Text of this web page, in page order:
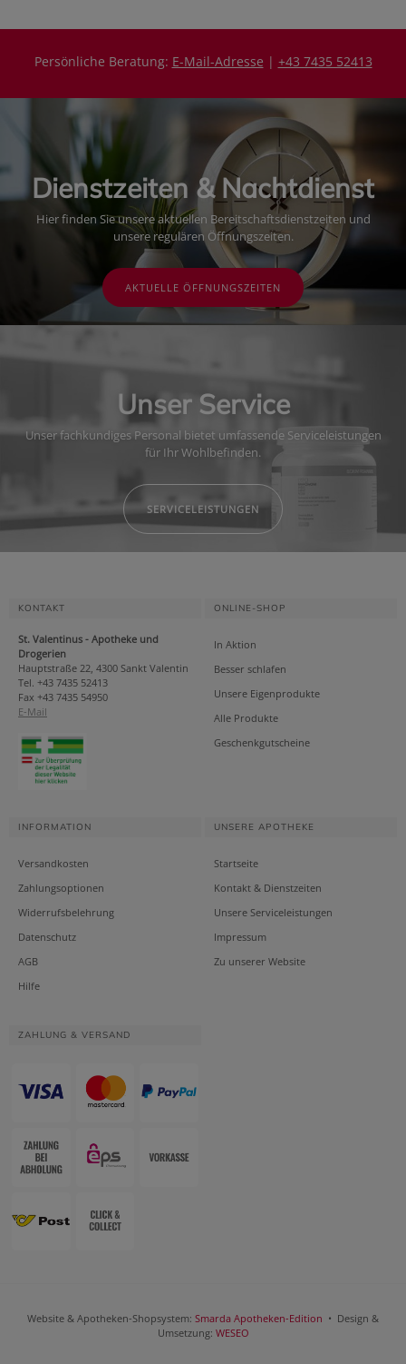
Persönliche Beratung: E-Mail-Adresse | +43 7435 52413
Dienstzeiten & Nachtdienst
Hier finden Sie unsere aktuellen Bereitschaftsdienstzeiten und
unsere regulären Öffnungszeiten.
AKTUELLE ÖFFNUNGSZEITEN
Unser Service
Unser fachkundiges Personal bietet umfassende Serviceleistungen
für Ihr Wohlbefinden.
SERVICELEISTUNGEN
KONTAKT
St. Valentinus - Apotheke und
Drogerien
Hauptstraße 22, 4300 Sankt Valentin
Tel. +43 7435 52413
Fax +43 7435 54950
E-Mail
ONLINE-SHOP
In Aktion
Besser schlafen
Unsere Eigenprodukte
Alle Produkte
Geschenkgutscheine
INFORMATION
Versandkosten
Zahlungsoptionen
Widerrufsbelehrung
Datenschutz
AGB
Hilfe
UNSERE APOTHEKE
Startseite
Kontakt & Dienstzeiten
Unsere Serviceleistungen
Impressum
Zu unserer Website
ZAHLUNG & VERSAND
Website & Apotheken-Shopsystem: Smarda Apotheken-Edition • Design &
Umsetzung: WESEO